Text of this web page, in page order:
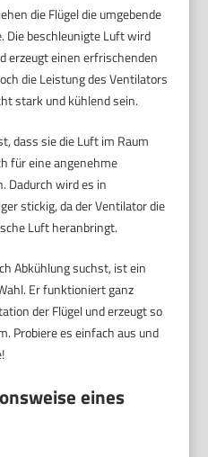
die Flügel die umgebende
Die beschleunigte Luft wird
erzeugt einen erfrischenden
die Leistung des Ventilators
stark und kühlend sein.
dass sie die Luft im Raum
für eine angenehme
Dadurch wird es in
stickig, da der Ventilator die
Luft heranbringt.
Abkühlung suchst, ist ein
Er funktioniert ganz
der Flügel und erzeugt so
Probiere es einfach aus und
eines